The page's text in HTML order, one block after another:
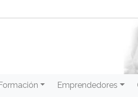
Emprendedores